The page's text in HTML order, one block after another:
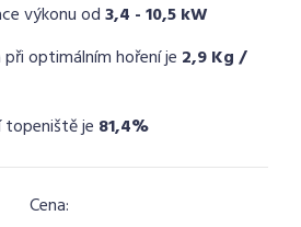
výkonu od3,4 - 10,5 kW
optimálním hoření je 2,9 Kg /
topeniště je 81,4%
Cena: